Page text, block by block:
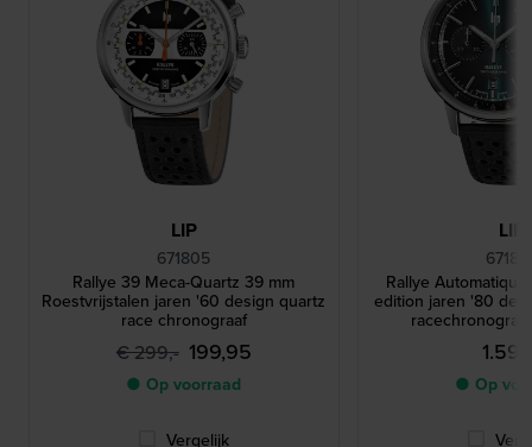
LIP
671805
Rallye 39 Meca-Quartz 39 mm
Roestvrijstalen jaren '60 design quartz
race chronograaf
€ 299,- 199,95
● Op voorraad
Vergelijk
LIP
Rallye
edition jaren '80
● Op